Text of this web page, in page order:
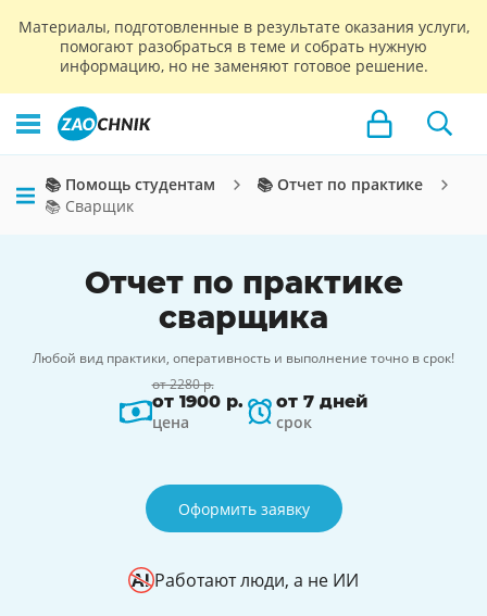
Материалы, подготовленные в результате оказания услуги,
помогают разобраться в теме и собрать нужную
информацию, но не заменяют готовое решение.
📚 Помощь студентам
📚 Отчет по практике
📚 Сварщик
Отчет по практике
сварщика
Любой вид практики, оперативность и выполнение точно в срок!
от 2280 р.
от 1900 р.
цена
от 7 дней
срок
Оформить заявку
Работают люди, а не ИИ